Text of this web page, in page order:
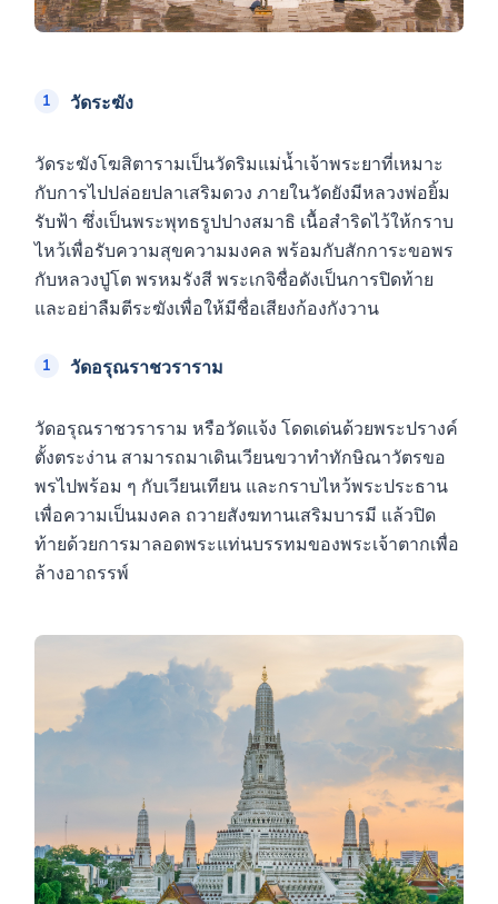
วัดระฆัง
วัดระฆังโฆสิตารามเป็นวัดริมแม่น้ำเจ้าพระยาที่เหมาะ
กับการไปปล่อยปลาเสริมดวง ภายในวัดยังมีหลวงพ่อยิ้ม
รับฟ้า ซึ่งเป็นพระพุทธรูปปางสมาธิ เนื้อสำริดไว้ให้กราบ
ไหว้เพื่อรับความสุขความมงคล พร้อมกับสักการะขอพร
กับหลวงปู่โต พรหมรังสี พระเกจิชื่อดังเป็นการปิดท้าย
และอย่าลืมตีระฆังเพื่อให้มีชื่อเสียงก้องกังวาน
วัดอรุณราชวราราม
วัดอรุณราชวราราม หรือวัดแจ้ง โดดเด่นด้วยพระปรางค์
ตั้งตระง่าน สามารถมาเดินเวียนขวาทำทักษิณาวัตรขอ
พรไปพร้อม ๆ กับเวียนเทียน และกราบไหว้พระประธาน
เพื่อความเป็นมงคล ถวายสังฆทานเสริมบารมี แล้วปิด
ท้ายด้วยการมาลอดพระแท่นบรรทมของพระเจ้าตากเพื่อ
ล้างอาถรรพ์